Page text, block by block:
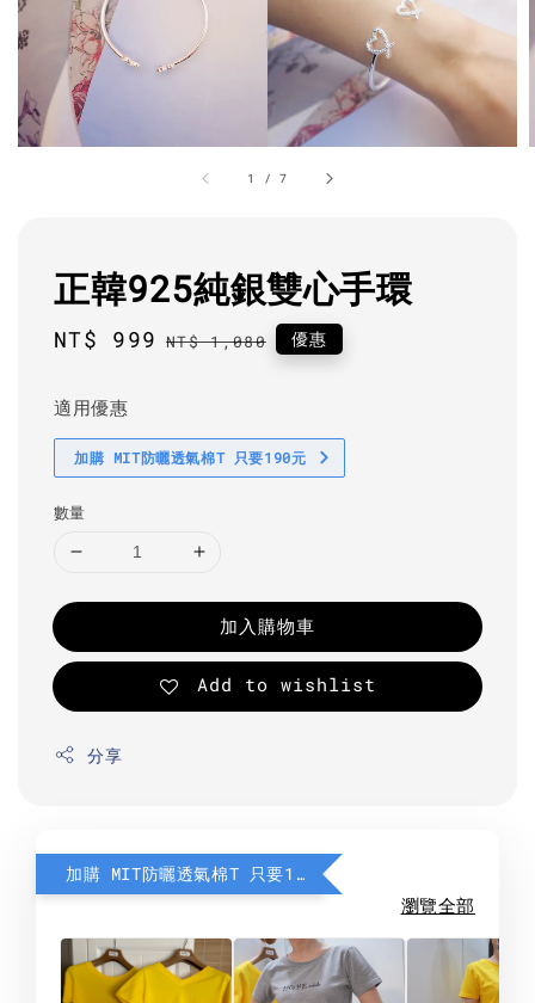
1 /7
正韓925純銀雙心手環
Sale
NT$ 999 Regular
NT$ 1,080 優惠
適用優惠
加購 MIT防曬透氣棉T 只要190元
數量
加入購物車
Add to wishlist
分享
加購 MIT防曬透氣棉T 只要190元
瀏覽全部